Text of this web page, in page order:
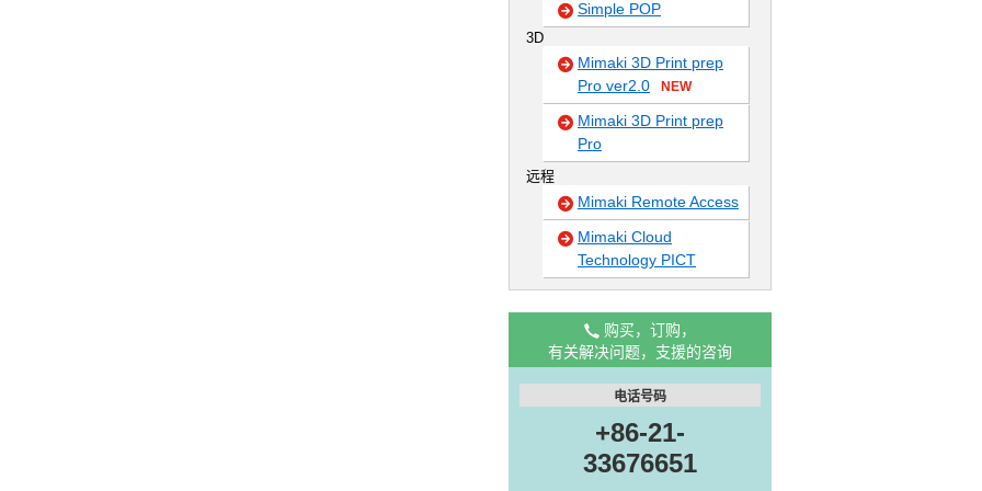
Simple POP
3D
Mimaki 3D Print prep
Pro ver2.0
NEW
Mimaki 3D Print prep
Pro
远程
Mimaki Remote Access
Mimaki Cloud
Technology PICT
购买，订购，
有关解决问题，支援的咨询
电话号码
+86-21-
33676651